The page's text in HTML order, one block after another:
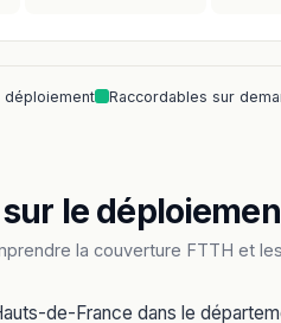
déploiement Raccordables sur
le
la couverture FTTH et
de-France dans le